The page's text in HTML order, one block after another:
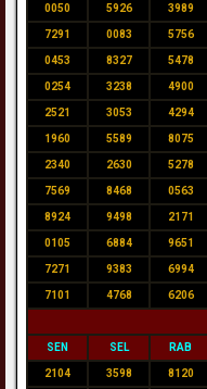
0050 5926 3989
7291 0083 5756
0453 8327 5478
0254 3238 4900
2521 3053 4294
1960 5589 8075
2340 2630 5278
7569 8468 0563
8924 9498 2171
0105 6884 9651
7271 9383 6994
7101 4768 6206
SEN SEL RAB
2104 3598 8120